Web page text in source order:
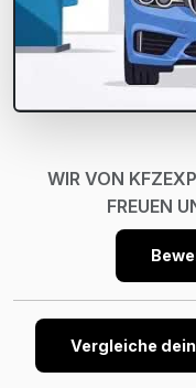
WIR VON
FREUEN
Vergleiche